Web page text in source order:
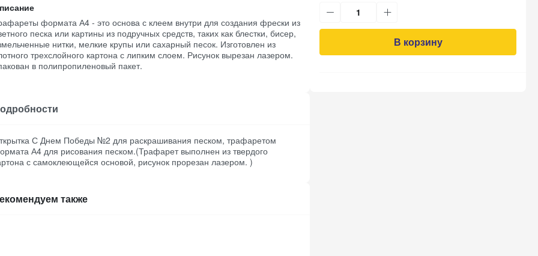
формата А4 - это основа с клеем внутри для создания фрески из
песка или картины из подручных средств, таких как блестки, бисер,
нитки, мелкие крупы или сахарный песок. Изготовлен из
трехслойного картона с липким слоем. Рисунок вырезан лазером.
в полипропиленовый пакет.
С Днем Победы №2 для раскрашивания песком, трафаретом
А4 для рисования песком.(Трафарет выполнен из твердого
с самоклеющейся основой, рисунок прорезан лазером. )
также
В корзину